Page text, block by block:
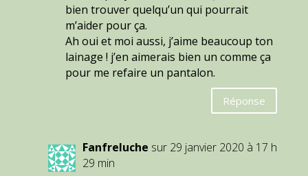
bien trouver quelqu’un qui pourrait
m’aider pour ça.
Ah oui et moi aussi, j’aime beaucoup ton
lainage ! j’en aimerais bien un comme ça
pour me refaire un pantalon.
Réponse
Fanfreluche sur 29 janvier 2020 à 17 h
29 min